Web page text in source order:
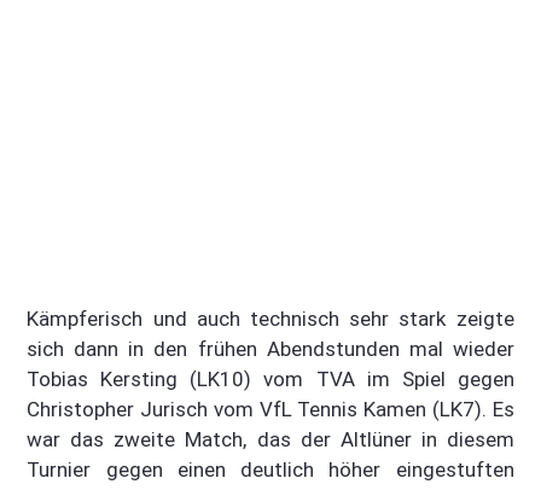
Kämpferisch und auch technisch sehr stark zeigte
sich dann in den frühen Abendstunden mal wieder
Tobias Kersting (LK10) vom TVA im Spiel gegen
Christopher Jurisch vom VfL Tennis Kamen (LK7). Es
war das zweite Match, das der Altlüner in diesem
Turnier gegen einen deutlich höher eingestuften